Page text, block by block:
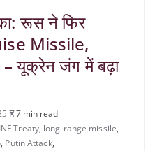
रूस ने फिर
Missile,
यूक्रेन जंग में बढ़ा
7 min read
INF Treaty, long-range missile,
, Putin Attack,